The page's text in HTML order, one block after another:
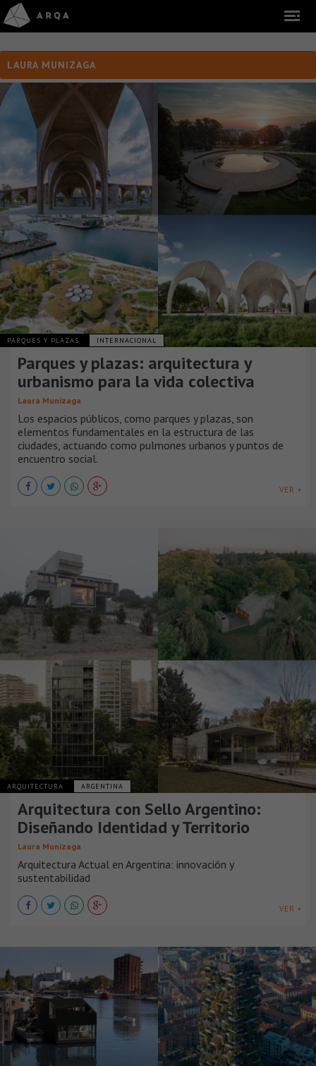
LAURA MUNIZAGA
PARQUES Y PLAZAS INTERNACIONAL
Parques y plazas: arquitectura y
urbanismo para la vida colectiva
Laura Munizaga
Los espacios públicos, como parques y plazas, son
elementos fundamentales en la estructura de las
ciudades, actuando como pulmones urbanos y puntos de
encuentro social.
VER +
ARQUITECTURA ARGENTINA
Arquitectura con Sello Argentino:
Diseñando Identidad y Territorio
Laura Munizaga
Arquitectura Actual en Argentina: innovación y
sustentabilidad
VER +